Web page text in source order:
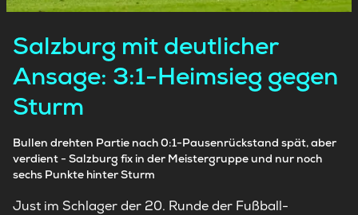
Salzburg mit deutlicher
Ansage: 3:1-Heimsieg gegen
Sturm
Bullen drehten Partie nach 0:1-Pausenrückstand spät, aber
verdient - Salzburg fix in der Meistergruppe und nur noch
sechs Punkte hinter Sturm
Just im Schlager der 20. Runde der Fußball-